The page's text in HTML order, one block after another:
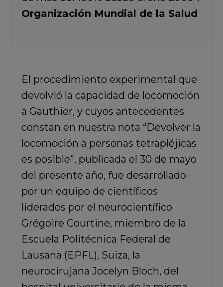
Organización Mundial de la Salud
El procedimiento experimental que
devolvió la capacidad de locomoción
a Gauthier, y cuyos antecedentes
constan en nuestra nota “Devolver la
locomoción a personas tetrapléjicas
es posible”, publicada el 30 de mayo
del presente año, fue desarrollado
por un equipo de científicos
liderados por el neurocientífico
Grégoire Courtine, miembro de la
Escuela Politécnica Federal de
Lausana (EPFL), Suiza, la
neurocirujana Jocelyn Bloch, del